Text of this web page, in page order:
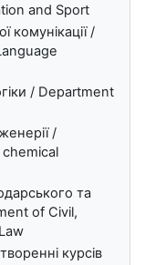
and Sport
комунікації /
/ Department
/
та
of Civil,
курсів